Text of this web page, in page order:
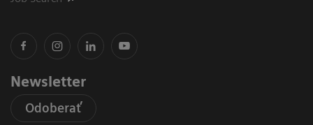
Newsletter
Odoberať